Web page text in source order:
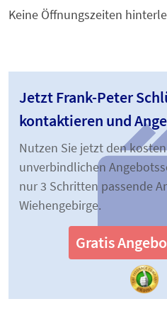
Keine Öffnungszeiten
Jetzt Frank-Peter
kontaktieren und
Nutzen Sie jetzt den
unverbindlichen
nur 3 Schritten passende
Wiehengebirge.
Gratis